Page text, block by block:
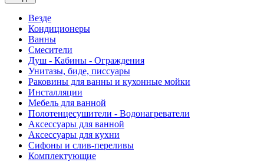
Везде
Кондиционеры
Ванны
Смесители
Душ - Кабины - Ограждения
Унитазы, биде, писсуары
Раковины для ванны и кухонные мойки
Инсталляции
Мебель для ванной
Полотенцесушители - Водонагреватели
Аксессуары для ванной
Аксессуары для кухни
Сифоны и слив-переливы
Комплектующие